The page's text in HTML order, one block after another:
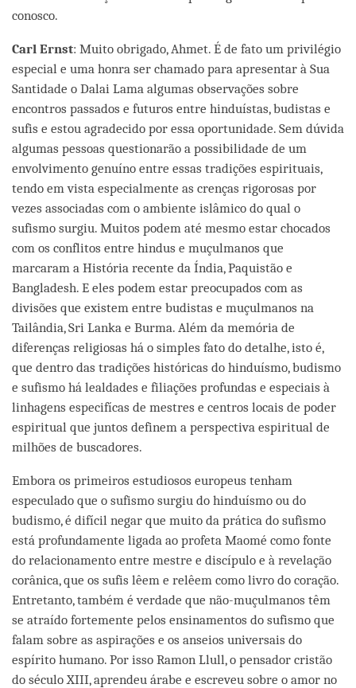
conosco.
Carl Ernst: Muito obrigado, Ahmet. É de fato um privilégio
especial e uma honra ser chamado para apresentar à Sua
Santidade o Dalai Lama algumas observações sobre
encontros passados e futuros entre hinduístas, budistas e
sufis e estou agradecido por essa oportunidade. Sem dúvida
algumas pessoas questionarão a possibilidade de um
envolvimento genuíno entre essas tradições espirituais,
tendo em vista especialmente as crenças rigorosas por
vezes associadas com o ambiente islâmico do qual o
sufismo surgiu. Muitos podem até mesmo estar chocados
com os conflitos entre hindus e muçulmanos que
marcaram a História recente da Índia, Paquistão e
Bangladesh. E eles podem estar preocupados com as
divisões que existem entre budistas e muçulmanos na
Tailândia, Sri Lanka e Burma. Além da memória de
diferenças religiosas há o simples fato do detalhe, isto é,
que dentro das tradições históricas do hinduísmo, budismo
e sufismo há lealdades e filiações profundas e especiais à
linhagens especifícas de mestres e centros locais de poder
espiritual que juntos definem a perspectiva espiritual de
milhões de buscadores.
Embora os primeiros estudiosos europeus tenham
especulado que o sufismo surgiu do hinduísmo ou do
budismo, é difícil negar que muito da prática do sufismo
está profundamente ligada ao profeta Maomé como fonte
do relacionamento entre mestre e discípulo e à revelação
corânica, que os sufis lêem e relêem como livro do coração.
Entretanto, também é verdade que não-muçulmanos têm
se atraído fortemente pelos ensinamentos do sufismo que
falam sobre as aspirações e os anseios universais do
espírito humano. Por isso Ramon Llull, o pensador cristão
do século XIII, aprendeu árabe e escreveu sobre o amor no